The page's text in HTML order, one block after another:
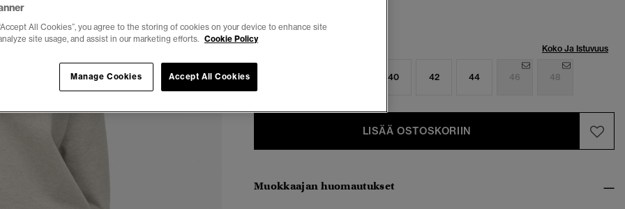
Valitse Koko: Koko Ja Istuvuus
40 42 44 46 48
LISÄÄ OSTOSKORIIN
Muokkaajan huomautukset
All Cookies”, you agree to the storing of cookies on your device to enhance site
site usage, and assist in our marketing efforts. Cookie Policy
Accept All Cookies
Manage Cookies